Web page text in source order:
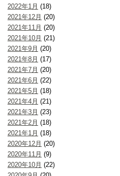
2022年1月 (18)
2021年12月 (20)
2021年11月 (20)
2021年10月 (21)
2021年9月 (20)
2021年8月 (17)
2021年7月 (20)
2021年6月 (22)
2021年5月 (18)
2021年4月 (21)
2021年3月 (23)
2021年2月 (18)
2021年1月 (18)
2020年12月 (20)
2020年11月 (9)
2020年10月 (22)